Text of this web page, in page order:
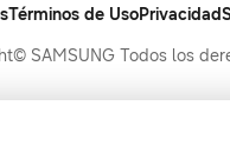
Términos de UsoPrivacidad
SAMSUNG Todos los